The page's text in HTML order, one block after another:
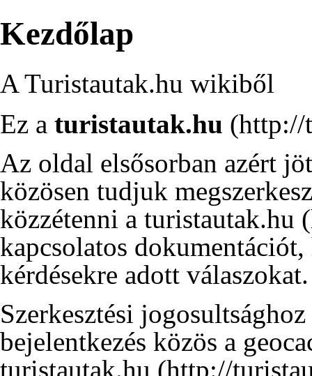
Kezdőlap
A Turistautak.hu wikiből
Ez a turistautak.hu
Az oldal elsősorban azért
közösen tudjuk
közzétenni a turistautak.hu
kapcsolatos
kérdésekre adott válaszokat.
Szerkesztési
bejelentkezés közös a
turistautak.hu